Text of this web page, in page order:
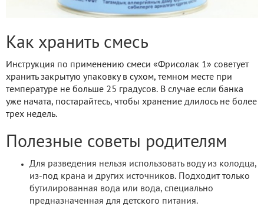
Как хранить смесь
Инструкция по применению смеси «Фрисолак 1» советует
хранить закрытую упаковку в сухом, темном месте при
температуре не больше 25 градусов. В случае если банка
уже начата, постарайтесь, чтобы хранение длилось не более
трех недель.
Полезные советы родителям
Для разведения нельзя использовать воду из колодца,
из-под крана и других источников. Подходит только
бутилированная вода или вода, специально
предназначенная для детского питания.